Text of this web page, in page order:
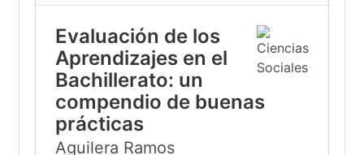
Evaluación de los
Aprendizajes en el
Bachillerato: un
compendio de buenas
prácticas
Aguilera Ramos